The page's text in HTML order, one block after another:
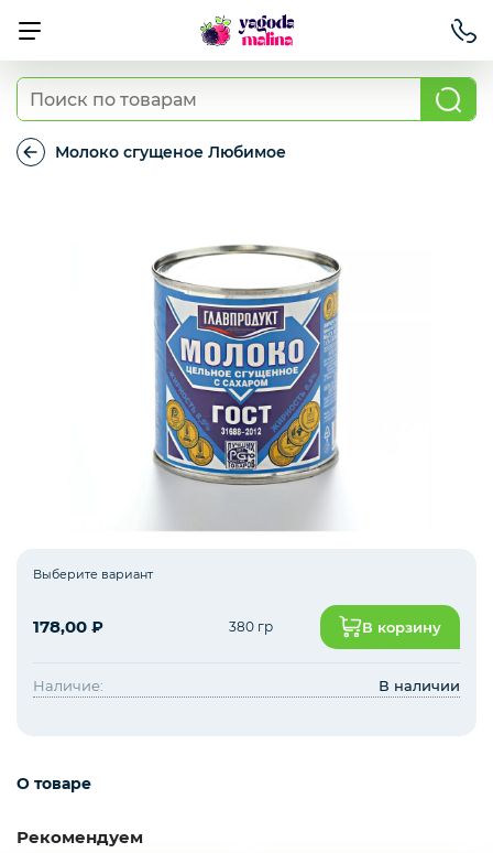
Ягода свежая
Авокадо, батат, спаржа свежая
Зелень / салаты
Молоко сгущеное Любимое
Выберите вариант
178,00 ₽ 380 гр В корзину
Наличие: В наличии
О товаре
Рекомендуем